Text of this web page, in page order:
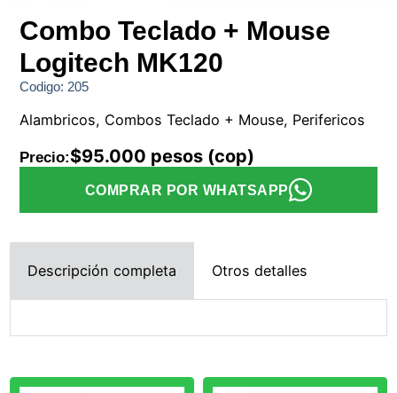
Combo Teclado + Mouse
Logitech MK120
Codigo: 205
Alambricos, Combos Teclado + Mouse, Perifericos
Precio:$95.000 pesos (cop)
COMPRAR POR WHATSAPP
Descripción completa Otros detalles